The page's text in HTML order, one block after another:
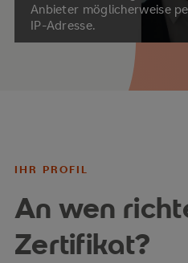
Anbieter möglicherweise
IP-Adresse.
IHR PROFIL
An wen
Zertifikat?